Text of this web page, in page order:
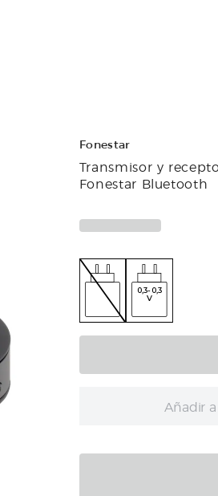
Fonestar
Transmisor y
Fonestar Bluetooth
0,3-0,3
V
Añadir